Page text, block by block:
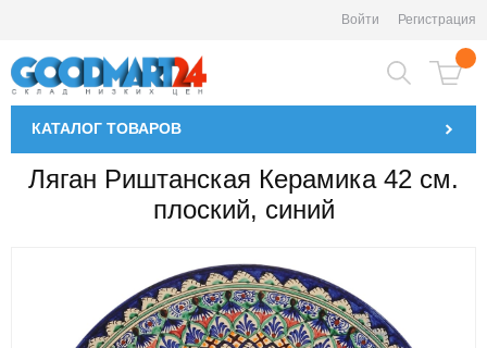
Войти Регистрация
КАТАЛОГ ТОВАРОВ
Ляган Риштанская Керамика 42 см.
плоский, синий